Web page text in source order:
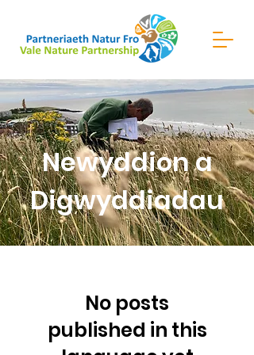
Newyddion a
Digwyddiadau
No posts
published in this